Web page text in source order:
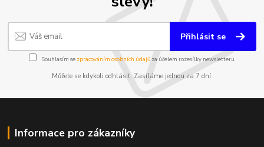
Přihlásit se
Souhlasím se zpracováním osobních údajůza účelem rozesílky newsletteru.
Můžete se kdykoli odhlásit. Zasíláme jednou za 7 dní.
Informace pro zákazníky